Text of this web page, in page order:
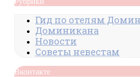
Гид по отелям
Доминикана
Новости
Советы невестам
Вконтакте